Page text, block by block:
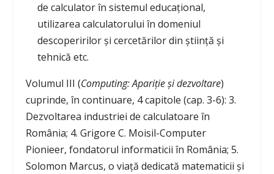
de calculator în sistemul educațional,
utilizarea calculatorului în domeniul
descoperirilor și cercetărilor din știință și
tehnică etc.
Volumul III (Computing: Apariție și dezvoltare)
cuprinde, în continuare, 4 capitole (cap. 3-6): 3.
Dezvoltarea industriei de calculatoare în
România; 4. Grigore C. Moisil-Computer
Pionieer, fondatorul informaticii în România; 5.
Solomon Marcus, o viață dedicată matematicii și